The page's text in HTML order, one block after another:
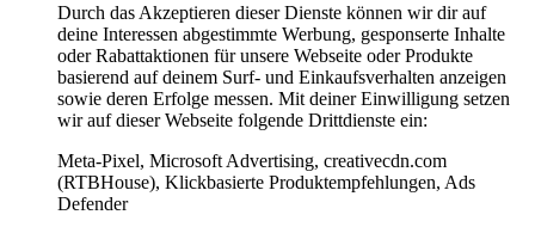
Durch das Akzeptieren dieser Dienste können wir dir auf
deine Interessen abgestimmte Werbung, gesponserte Inhalte
oder Rabattaktionen für unsere Webseite oder Produkte
basierend auf deinem Surf- und Einkaufsverhalten anzeigen
sowie deren Erfolge messen. Mit deiner Einwilligung setzen
wir auf dieser Webseite folgende Drittdienste ein:
Meta-Pixel, Microsoft Advertising, creativecdn.com
(RTBHouse), Klickbasierte Produktempfehlungen, Ads
Defender